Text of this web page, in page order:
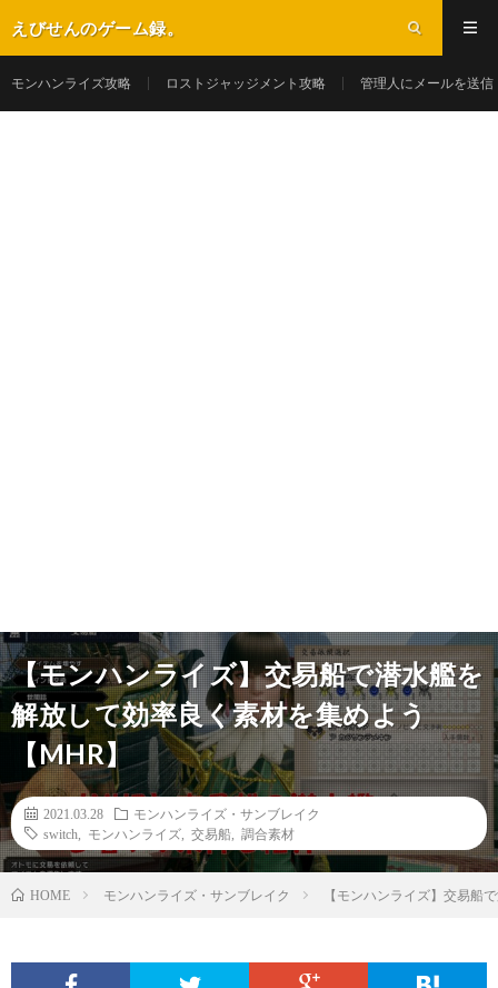
えびせんのゲーム録。
モンハンライズ攻略 ロストジャッジメント攻略 管理人にメールを送信
【モンハンライズ】交易船で潜水艦を
解放して効率良く素材を集めよう
【MHR】
2021.03.28
モンハンライズ・サンブレイク
switch
モンハンライズ 交易船 調合素材
HOME モンハンライズ・サンブレイク 【モンハンライズ】交易船